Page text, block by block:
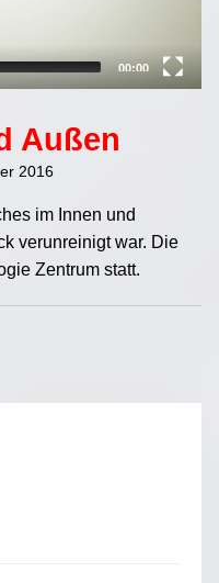
00:00
Außen
2016
im Innen und
verunreinigt war. Die
Zentrum statt.